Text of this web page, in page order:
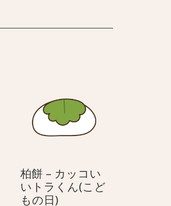
タ
柏餅 – カッコい
いトラくん(こど
もの日)